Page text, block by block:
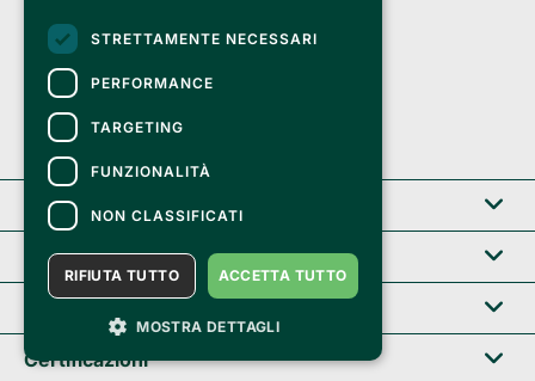
Su Clappit i tuoi acquisti ed i tuoi dati
sono sicuri e protetti da un certificato SSL
con crittografia a 128 bit.
Certificazioni
Clappit
Help center
STRETTAMENTE NECESSARI
PERFORMANCE
TARGETING
FUNZIONALITÀ
NON CLASSIFICATI
ACCETTA TUTTO
RIFIUTA TUTTO
MOSTRA DETTAGLI